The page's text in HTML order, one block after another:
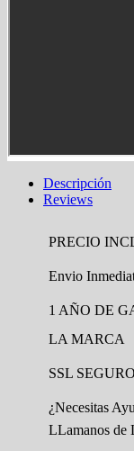
Descripción
Reviews
PRECIO
Envio
1 AÑO DE
LA MARCA
SSL SEGURO
¿Necesitas
LLamanos de